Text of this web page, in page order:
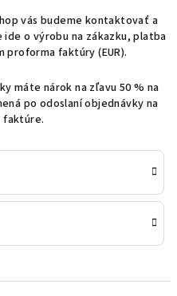
vás budeme kontaktovať a
o výrobu na zákazku, platba
faktúry (EUR).
máte nárok na zľavu 50 % na
po odoslaní objednávky na
faktúre.